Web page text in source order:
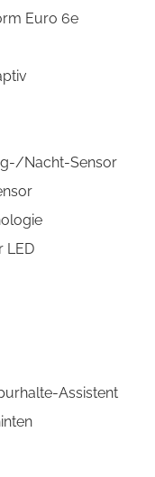
Euro 6e
Nacht-Sensor
LED
Assistent